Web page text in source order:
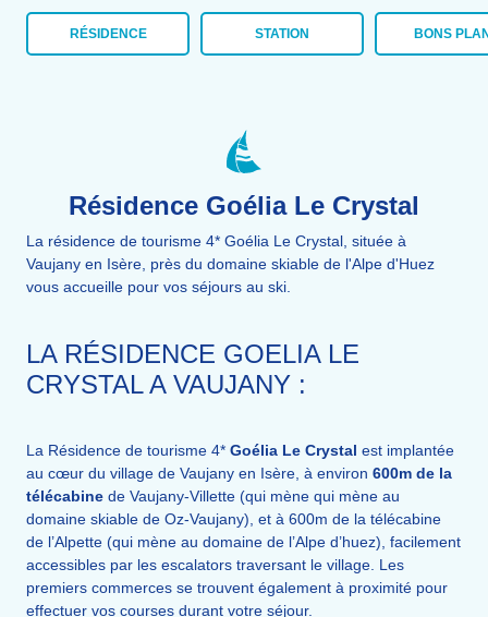
RÉSIDENCE STATION BONS
Résidence Goélia Le Crystal
La résidence de tourisme 4* Goélia Le Crystal, située à
Vaujany en Isère, près du domaine skiable de l'Alpe d'Huez
vous accueille pour vos séjours au ski.
LA RÉSIDENCE GOELIA LE
CRYSTAL A VAUJANY :
La Résidence de tourisme 4* Goélia Le Crystal est implantée
au cœur du village de Vaujany en Isère, à environ 600m de la
télécabine de Vaujany-Villette (qui mène qui mène au
domaine skiable de Oz-Vaujany), et à 600m de la télécabine
de l’Alpette (qui mène au domaine de l’Alpe d’huez), facilement
accessibles par les escalators traversant le village. Les
premiers commerces se trouvent également à proximité pour
effectuer vos courses durant votre séjour.